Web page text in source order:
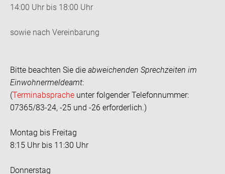
14:00 Uhr bis 18:00 Uhr
sowie nach Vereinbarung
Bitte beachten Sie die abweichenden Sprechzeiten im
Einwohnermeldeamt:
(Terminabsprache unter folgender Telefonnummer:
07365/83-24, -25 und -26 erforderlich.)
Montag bis Freitag
8:15 Uhr bis 11:30 Uhr
Donnerstag